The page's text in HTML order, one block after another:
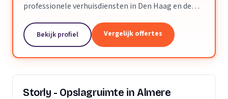
professionele verhuisdiensten in Den Haag en de
ervaring en een toegewijd team zorgen wij ervoor
dat uw verhuizing soepel en zorgeloos verloopt.
Bekijk profiel Vergelijk offertes
Storly - Opslagruimte in Almere